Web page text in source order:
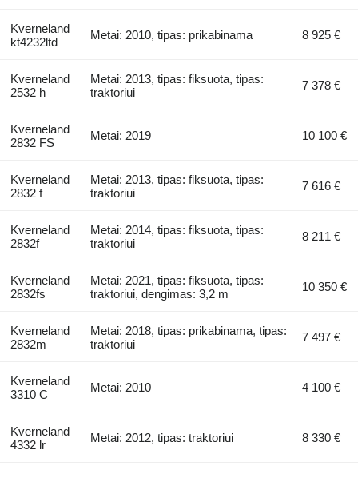
Kverneland
kt4232ltd
Metai: 2010, tipas: prikabinama 8 925 €
Kverneland
2532 h
Metai: 2013, tipas: fiksuota, tipas:
traktoriui
7 378 €
Kverneland
2832 FS
Metai: 2019 10 100 €
Kverneland
2832 f
Metai: 2013, tipas: fiksuota, tipas:
traktoriui
7 616 €
Kverneland
2832f
Metai: 2014, tipas: fiksuota, tipas:
traktoriui
8 211 €
Kverneland
2832fs
Metai: 2021, tipas: fiksuota, tipas:
traktoriui, dengimas: 3,2 m
10 350 €
Kverneland
2832m
Metai: 2018, tipas: prikabinama, tipas:
traktoriui
7 497 €
Kverneland
3310 C
Metai: 2010 4 100 €
Kverneland
4332 lr
Metai: 2012, tipas: traktoriui 8 330 €